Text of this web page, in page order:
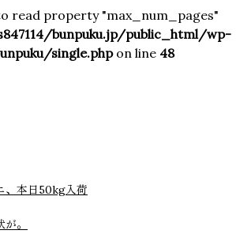
read property "max_num_pages"
bunpuku.jp/public_html/wp-
single.phpon line 48
、本日50kg入荷
。